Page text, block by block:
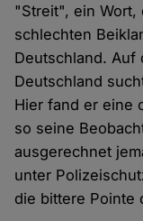
"Streit", ein Wort,
schlechten
Deutschland. Auf
Deutschland
Hier fand er eine
so seine
ausgerechnet
unter
die bittere Pointe